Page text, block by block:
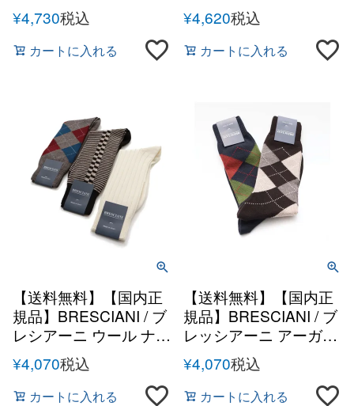
¥4,730税込
カートに入れる
¥4,620税込
カートに入れる
【送料無料】【国内正
規品】BRESCIANI / ブ
レシアーニ ウール ナイ
ロン ソックス
¥4,070税込
カートに入れる
【送料無料】【国内正
規品】BRESCIANI / ブ
レッシアーニ アーガイ
ル ウールナイロン ソッ
クス 秋冬 メンズ イタ
リア 靴下
¥4,070税込
カートに入れる